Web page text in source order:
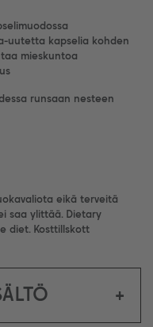
uutetta kapselia kohden
mieskuntoa
runsaan nesteen
eikä terveitä
saa ylittää. Dietary
diet. Kosttillskott
+